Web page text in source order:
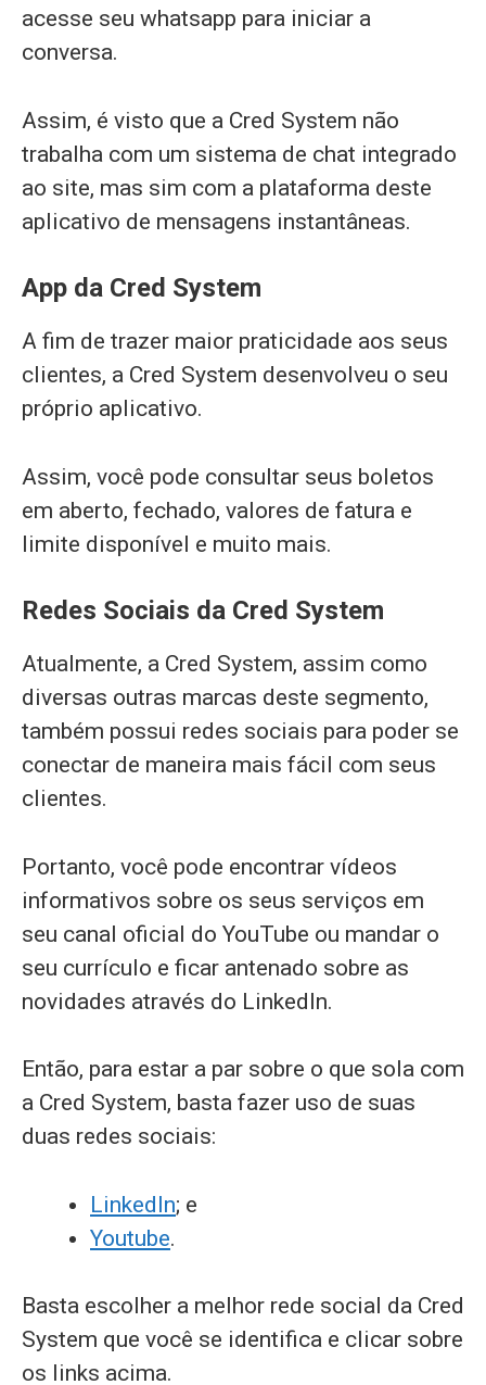
acesse seu whatsapp para iniciar a
conversa.
Assim, é visto que a Cred System não
trabalha com um sistema de chat integrado
ao site, mas sim com a plataforma deste
aplicativo de mensagens instantâneas.
App da Cred System
A fim de trazer maior praticidade aos seus
clientes, a Cred System desenvolveu o seu
próprio aplicativo.
Assim, você pode consultar seus boletos
em aberto, fechado, valores de fatura e
limite disponível e muito mais.
Redes Sociais da Cred System
Atualmente, a Cred System, assim como
diversas outras marcas deste segmento,
também possui redes sociais para poder se
conectar de maneira mais fácil com seus
clientes.
Portanto, você pode encontrar vídeos
informativos sobre os seus serviços em
seu canal oficial do YouTube ou mandar o
seu currículo e ficar antenado sobre as
novidades através do LinkedIn.
Então, para estar a par sobre o que sola com
a Cred System, basta fazer uso de suas
duas redes sociais:
LinkedIn; e
Youtube.
Basta escolher a melhor rede social da Cred
System que você se identifica e clicar sobre
os links acima.